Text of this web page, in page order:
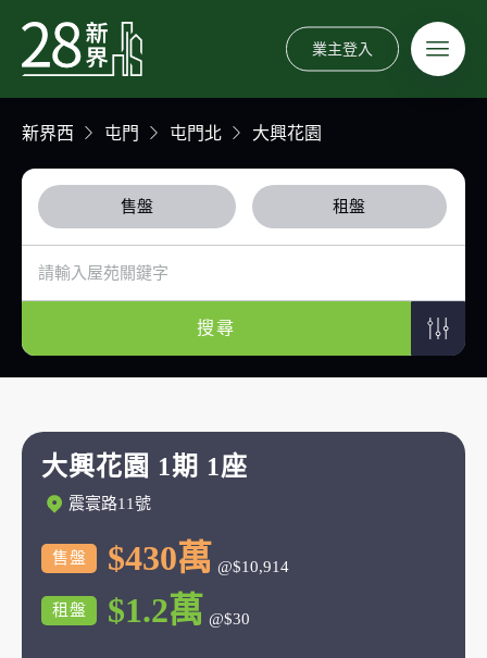
業主登入
新界西 屯門 屯門北 大興花園
售盤 租盤
搜尋
大興花園 1期 1座
震寰路11號
售盤 $430萬 @$10,914
租盤 $1.2萬 @$30